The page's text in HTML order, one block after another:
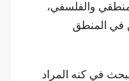
والفلسفي،
في المنطق
في كنه المراد